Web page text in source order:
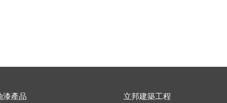
漆產品 立邦建築工程